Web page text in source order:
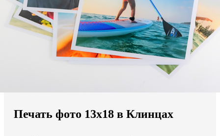
Мы доставляем по всему миру
Продолжить без города
Печать фото 13х18 в Клинцах